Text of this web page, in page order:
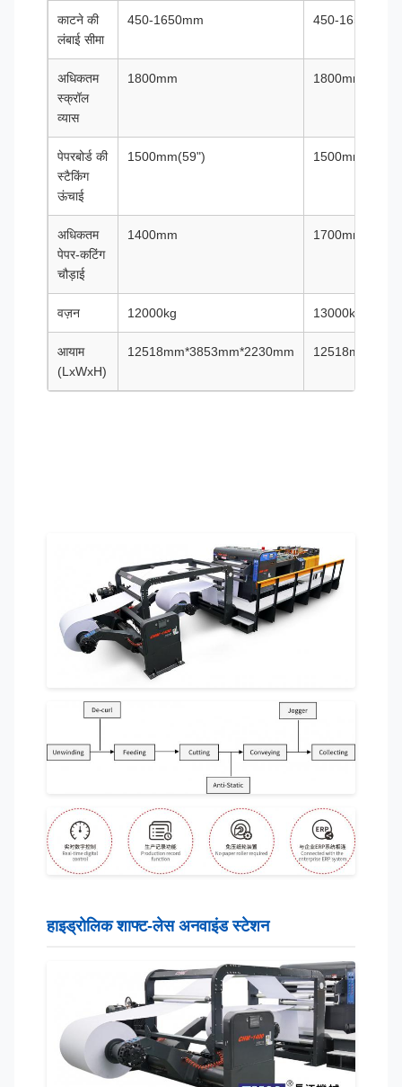
काटने की
लंबाई सीमा
450-1650mm 450-1650mm
अधिकतम
स्क्रॉल
व्यास
1800mm 1800mm
पेपरबोर्ड की
स्टैकिंग
ऊंचाई
1500mm(59") 1500mm(59")
अधिकतम
पेपर-कटिंग
चौड़ाई
1400mm 1700mm
वज़न 12000kg 13000kg
आयाम
(LxWxH)
12518mm*3853mm*2230mm
हाइड्रोलिक शाफ्ट-लेस अनवाइंड स्टेशन